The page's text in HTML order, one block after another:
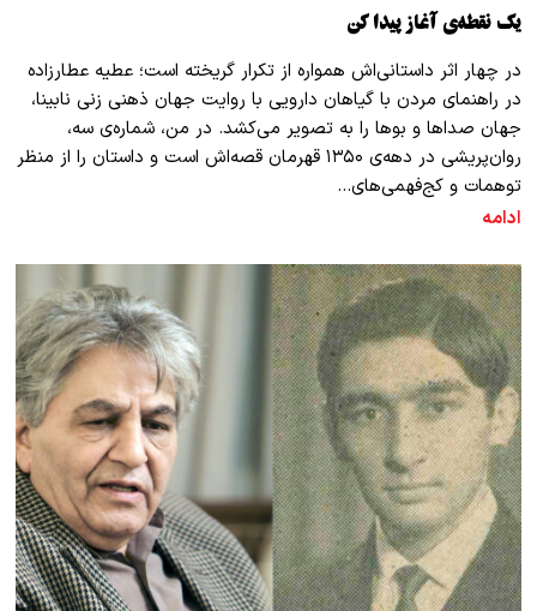
یک نقطه‌ی آغاز پیدا کن
در چهار اثر داستانی‌اش همواره از تکرار گریخته‌ است؛ عطیه عطارزاده
در راهنمای مردن با گیاهان دارویی با روایت جهان ذهنی زنی نابینا،
جهان صداها و بوها را به تصویر می‌کشد. در من، شماره‌ی سه،
روان‌پریشی در دهه‌ی ۱۳۵۰ قهرمان قصه‌اش است و داستان را از منظر
توهمات و کج‌فهمی‌های…
ادامه